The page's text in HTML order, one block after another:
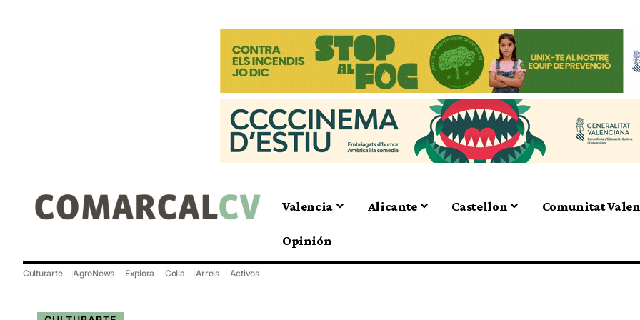
Valencia Alicante Castellon Comunitat
Opinión
Culturarte AgroNews Explora Colla Arrels Activos